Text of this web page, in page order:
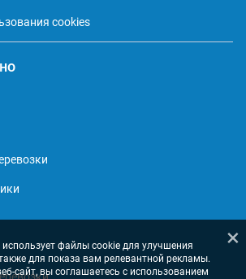
cookies
×
использует файлы cookie для улучшения
для показа вам релевантной рекламы.
сайт, вы соглашаетесь с использованием